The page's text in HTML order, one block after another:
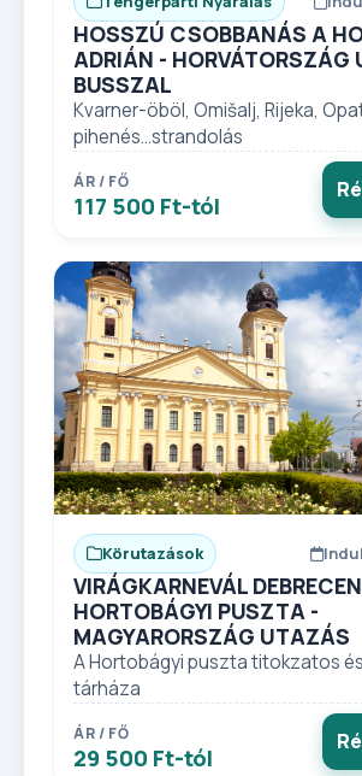
HOSSZÚ CSOBBANÁS A
ADRIÁN - HORVÁTORSZÁG
BUSSZAL
Kvarner-öböl, Omišalj, Rijeka,
pihenés...strandolás
ÁR / FŐ
117 500 Ft-tól
Körutazások
VIRÁGKARNEVÁL
HORTOBÁGYI PUSZTA -
MAGYARORSZÁG UTAZÁS
A Hortobágyi puszta titokzatos
tárháza
ÁR / FŐ
29 500 Ft-tól